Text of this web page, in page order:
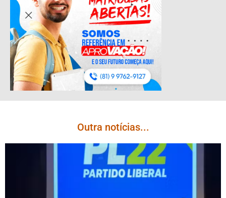
Outra notícias...